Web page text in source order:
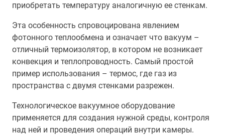
приобретать температуру аналогичную ее стенкам.
Эта особенность спровоцирована явлением
фотонного теплообмена и означает что вакуум –
отличный термоизолятор, в котором не возникает
конвекция и теплопроводность. Самый простой
пример использования – термос, где газ из
пространства с двумя стенками разрежен.
Технологическое вакуумное оборудование
применяется для создания нужной среды, контроля
над ней и проведения операций внутри камеры.